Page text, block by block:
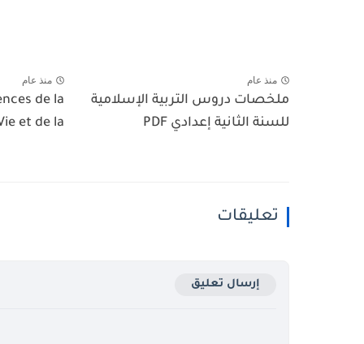
منذ عام
ملخصات دروس التربية الإسلامية
للسنة الثانية إعدادي PDF
منذ عام
de la
et de la...
تعليقات
إرسال تعليق